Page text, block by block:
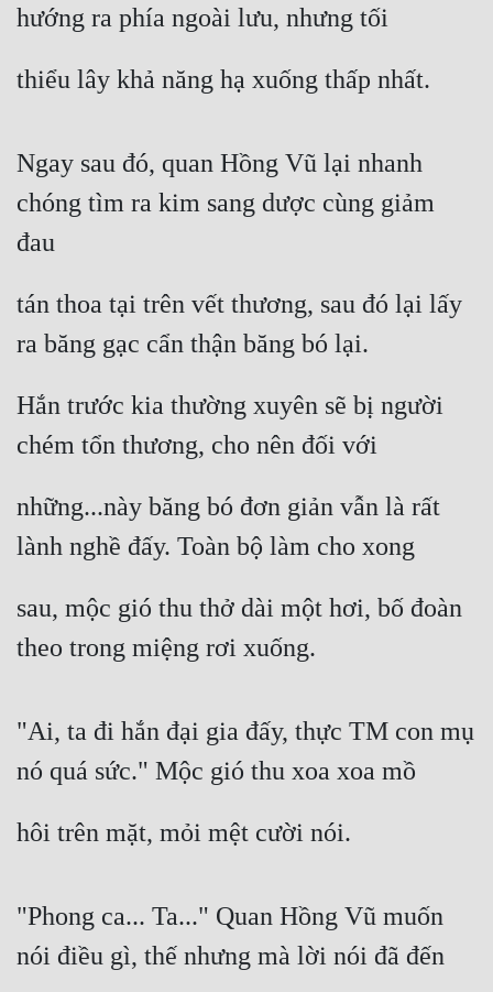
hướng ra phía ngoài lưu, nhưng tối
thiểu lây khả năng hạ xuống thấp nhất.
Ngay sau đó, quan Hồng Vũ lại nhanh
chóng tìm ra kim sang dược cùng giảm
đau
tán thoa tại trên vết thương, sau đó lại lấy
ra băng gạc cẩn thận băng bó lại.
Hắn trước kia thường xuyên sẽ bị người
chém tổn thương, cho nên đối với
những...này băng bó đơn giản vẫn là rất
lành nghề đấy. Toàn bộ làm cho xong
sau, mộc gió thu thở dài một hơi, bố đoàn
theo trong miệng rơi xuống.
"Ai, ta đi hắn đại gia đấy, thực TM con mụ
nó quá sức." Mộc gió thu xoa xoa mồ
hôi trên mặt, mỏi mệt cười nói.
"Phong ca... Ta..." Quan Hồng Vũ muốn
nói điều gì, thế nhưng mà lời nói đã đến